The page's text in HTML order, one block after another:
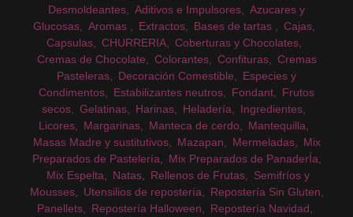
Desmoldeantes
Aditivos e Impulsores
Azucares y
Glucosas
Aromas Extractos Bases de tartas
Cajas
Capsulas
CHURRERIA
Coberturas y Chocolates
Cremas de Chocolate
Colorantes Confituras
Cremas
Pasteleras
Decoración Comestible
Especies y
Condimentos
Estabilizantes neutros Fondant
Frutos
secos
Gelatinas Harinas Heladería
Ingredientes
Licores
Margarinas Manteca de cerdo
Mantequilla
Masas Madre y sustitutivos
Mazapan Mermeladas
Mix
Preparados de Pastelería
Mix Preparados de PanaderÍa
Mix Espelta
Natas Rellenos de Frutas
Semifríos y
Mousses
Utensilios de repostería
Repostería Sin Gluten
Panellets
Repostería Halloween
Repostería Navidad